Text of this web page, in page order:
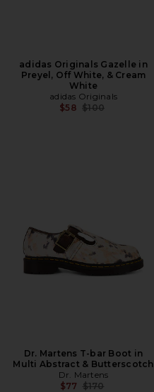
adidas Originals Gazelle in
Preyel, Off White, & Cream
White
adidas Originals
$58 前の価格:
$100
Dr. Martens T-bar Boot in
Multi Abstract & Butterscotch
Dr. Martens
$77 前の価格:
$170